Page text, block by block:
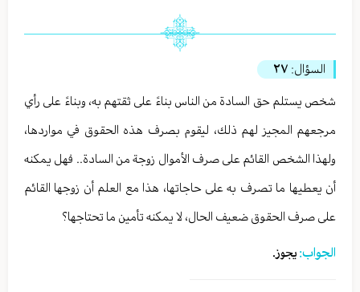
السؤال: ٢٧
شخص يستلم حق السادة من الناس بناءً على ثقتهم به، وبناءً على رأي
مرجعهم المجيز لهم ذلك، ليقوم بصرف هذه الحقوق في مواردها،
ولهذا الشخص القائم على صرف الأموال زوجة من السادة.. فهل يمكنه
أن يعطيها ما تصرف به على حاجاتها، هذا مع العلم أن زوجها القائم
على صرف الحقوق ضعيف الحال، لا يمكنه تأمين ما تحتاجها؟
الجواب: يجوز.